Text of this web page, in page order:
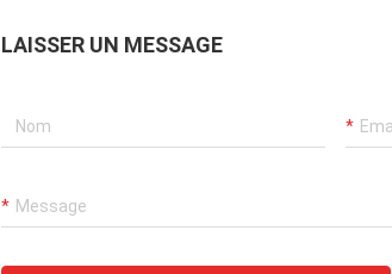
LAISSER UN MESSAGE